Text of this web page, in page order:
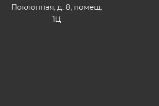
Поклонная, д. 8, помещ.
1Ц